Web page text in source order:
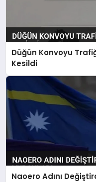
Düğün Konvoyu
Kesildi
Naoero Adını